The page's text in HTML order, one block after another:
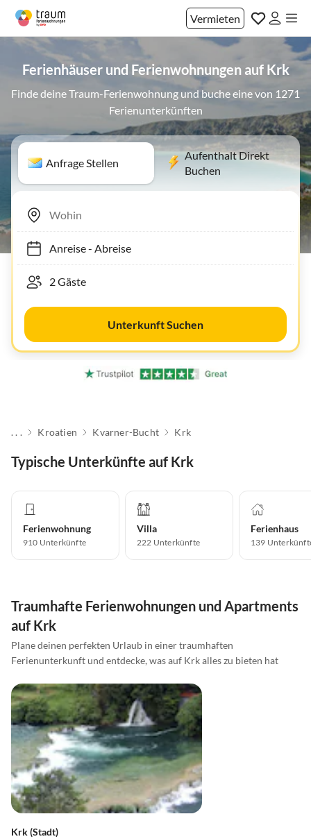
Vermieten
Ferienhäuser und Ferienwohnungen auf Krk
Finde deine Traum-Ferienwohnung und buche eine von 1271
Ferienunterkünften
Anfrage Stellen
Aufenthalt Direkt
Buchen
Anreise- Abreise
Unterkunft Suchen
. . . Kroatien Kvarner-Bucht Krk
Typische Unterkünfte auf Krk
Ferienwohnung
910 Unterkünfte
Villa
222 Unterkünfte
Ferienhaus
139
Traumhafte Ferienwohnungen und Apartments
auf Krk
Plane deinen perfekten Urlaub in einer traumhaften
Ferienunterkunft und entdecke, was auf Krk alles zu bieten hat
Krk (Stadt)